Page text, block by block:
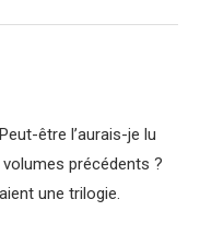
Peut-être l’aurais-je lu
précédents ?
une trilogie.